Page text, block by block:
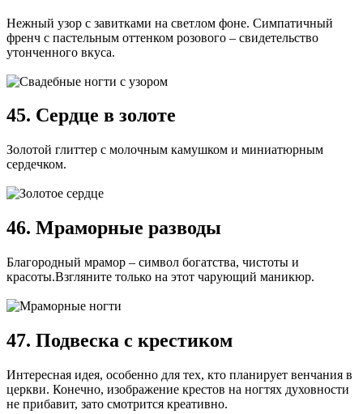
Нежный узор с завитками на светлом фоне. Симпатичный
френч с пастельным оттенком розового – свидетельство
утонченного вкуса.
45. Сердце в золоте
Золотой глиттер с молочным камушком и миниатюрным
сердечком.
46. Мраморные разводы
Благородный мрамор – символ богатства, чистоты и
красоты.Взгляните только на этот чарующий маникюр.
47. Подвеска с крестиком
Интересная идея, особенно для тех, кто планирует венчания в
церкви. Конечно, изображение крестов на ногтях духовности
не прибавит, зато смотрится креативно.